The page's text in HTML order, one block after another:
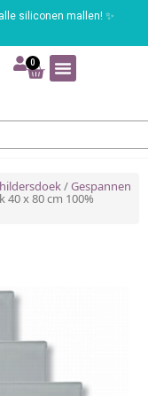
siliconen mallen! ✨
0
/Gespannen
40 x 80 cm 100%